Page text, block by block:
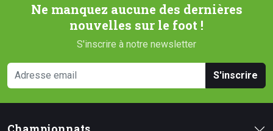
Ne manquez aucune des dernières
nouvelles sur le foot !
S'inscrire à notre newsletter
S'inscrire